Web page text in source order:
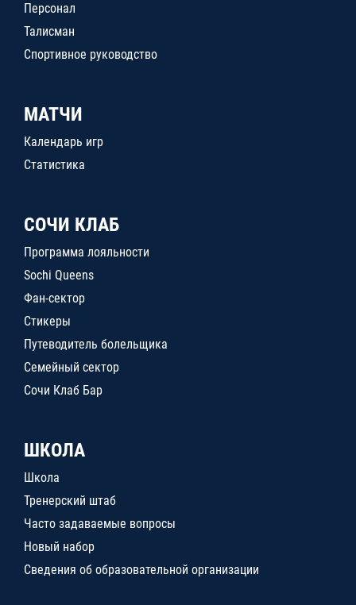
Персонал
Талисман
Спортивное руководство
МАТЧИ
Календарь игр
Статистика
СОЧИ КЛАБ
Программа лояльности
Sochi Queens
Фан-сектор
Стикеры
Путеводитель болельщика
Семейный сектор
Сочи Клаб Бар
ШКОЛА
Школа
Тренерский штаб
Часто задаваемые вопросы
Новый набор
Сведения об образовательной организации